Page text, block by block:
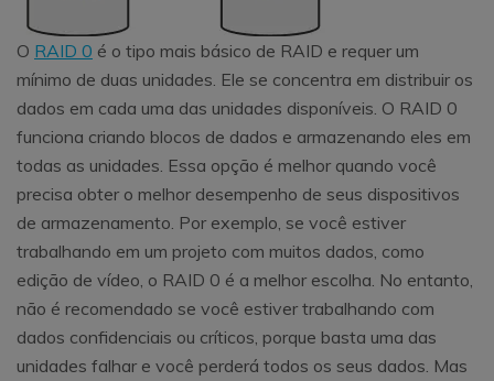
O RAID 0 é o tipo mais básico de RAID e requer um
mínimo de duas unidades. Ele se concentra em distribuir os
dados em cada uma das unidades disponíveis. O RAID 0
funciona criando blocos de dados e armazenando eles em
todas as unidades. Essa opção é melhor quando você
precisa obter o melhor desempenho de seus dispositivos
de armazenamento. Por exemplo, se você estiver
trabalhando em um projeto com muitos dados, como
edição de vídeo, o RAID 0 é a melhor escolha. No entanto,
não é recomendado se você estiver trabalhando com
dados confidenciais ou críticos, porque basta uma das
unidades falhar e você perderá todos os seus dados. Mas